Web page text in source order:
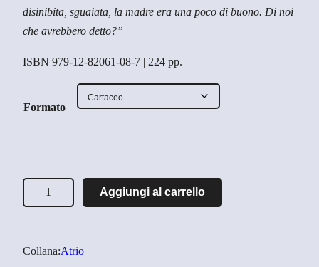
a
i
p
r
z
o
disinibita, sguaiata, la madre era una poco di buono. Di noi
che avrebbero detto?”
ISBN 979-12-82061-08-7 | 224 pp.
Formato
o
a
Aggiungi al carrello
Collana:Atrio